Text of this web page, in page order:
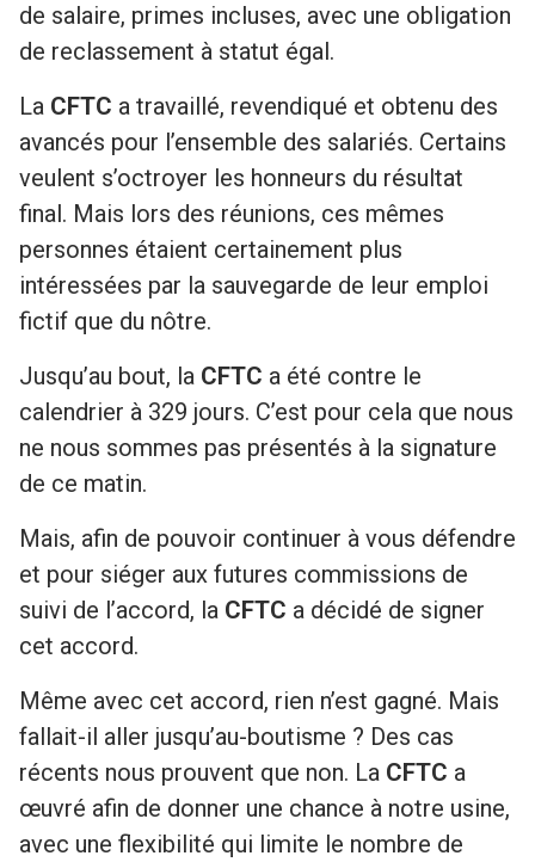
de salaire, primes incluses, avec une obligation
de reclassement à statut égal.
La CFTC a travaillé, revendiqué et obtenu des
avancés pour l’ensemble des salariés. Certains
veulent s’octroyer les honneurs du résultat
final. Mais lors des réunions, ces mêmes
personnes étaient certainement plus
intéressées par la sauvegarde de leur emploi
fictif que du nôtre.
Jusqu’au bout, la CFTC a été contre le
calendrier à 329 jours. C’est pour cela que nous
ne nous sommes pas présentés à la signature
de ce matin.
Mais, afin de pouvoir continuer à vous défendre
et pour siéger aux futures commissions de
suivi de l’accord, la CFTC a décidé de signer
cet accord.
Même avec cet accord, rien n’est gagné. Mais
fallait-il aller jusqu’au-boutisme ? Des cas
récents nous prouvent que non. La CFTC a
œuvré afin de donner une chance à notre usine,
avec une flexibilité qui limite le nombre de